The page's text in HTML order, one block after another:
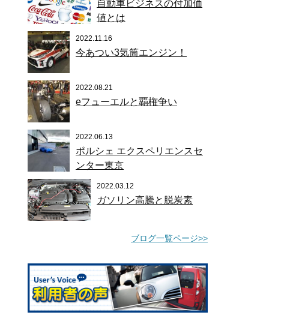
自動車ビジネスの付加価
値とは
2022.11.16
今あつい3気筒エンジン！
2022.08.21
eフューエルと覇権争い
2022.06.13
ポルシェ エクスペリエンスセ
ンター東京
2022.03.12
ガソリン高騰と脱炭素
ブログ一覧ページ>>